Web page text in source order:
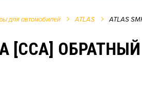
для автомобилей ATLAS ATLAS
[CCA] ОБРАТНЫЙ